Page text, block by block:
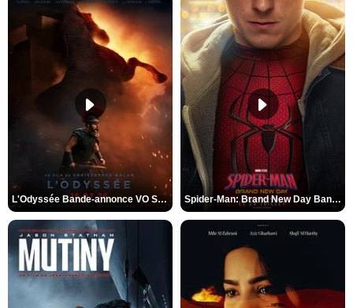
L'Odyssée Bande-annonce VO STFR Spider-Man: Brand New Day Bande-annonce VO STFR